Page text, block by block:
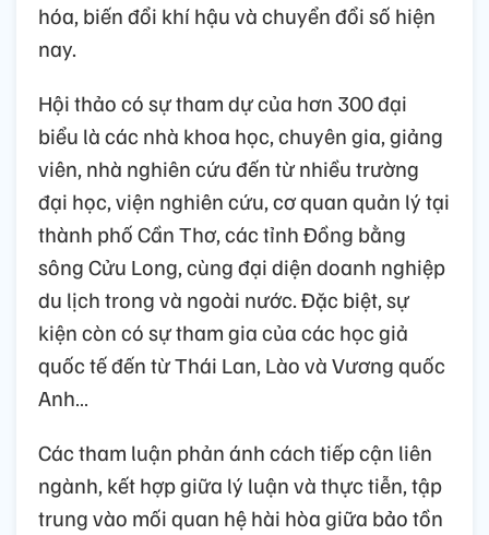
hóa, biến đổi khí hậu và chuyển đổi số hiện
nay.
Hội thảo có sự tham dự của hơn 300 đại
biểu là các nhà khoa học, chuyên gia, giảng
viên, nhà nghiên cứu đến từ nhiều trường
đại học, viện nghiên cứu, cơ quan quản lý tại
thành phố Cần Thơ, các tỉnh Đồng bằng
sông Cửu Long, cùng đại diện doanh nghiệp
du lịch trong và ngoài nước. Đặc biệt, sự
kiện còn có sự tham gia của các học giả
quốc tế đến từ Thái Lan, Lào và Vương quốc
Anh…
Các tham luận phản ánh cách tiếp cận liên
ngành, kết hợp giữa lý luận và thực tiễn, tập
trung vào mối quan hệ hài hòa giữa bảo tồn